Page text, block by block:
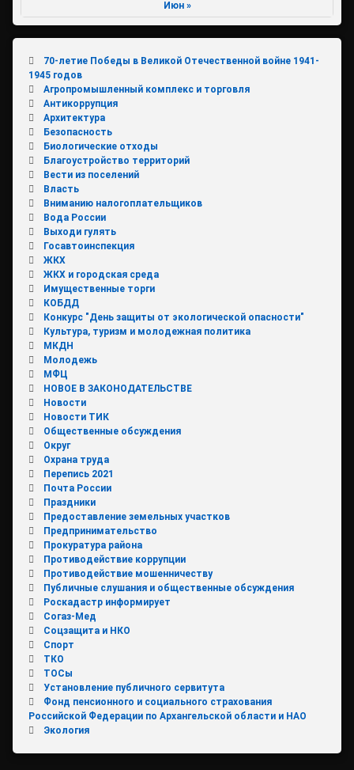
Июн »
70-летие Победы в Великой Отечественной войне 1941-
1945 годов
Агропромышленный комплекс и торговля
Антикоррупция
Архитектура
Безопасность
Биологические отходы
Благоустройство территорий
Вести из поселений
Власть
Вниманию налогоплательщиков
Вода России
Выходи гулять
Госавтоинспекция
ЖКХ
ЖКХ и городская среда
Имущественные торги
КОБДД
Конкурс "День защиты от экологической опасности"
Культура, туризм и молодежная политика
МКДН
Молодежь
МФЦ
НОВОЕ В ЗАКОНОДАТЕЛЬСТВЕ
Новости
Новости ТИК
Общественные обсуждения
Округ
Охрана труда
Перепись 2021
Почта России
Праздники
Предоставление земельных участков
Предпринимательство
Прокуратура района
Противодействие коррупции
Противодействие мошенничеству
Публичные слушания и общественные обсуждения
Роскадастр информирует
Согаз-Мед
Соцзащита и НКО
Спорт
ТКО
ТОСы
Установление публичного сервитута
Фонд пенсионного и социального страхования
Российской Федерации по Архангельской области и НАО
Экология